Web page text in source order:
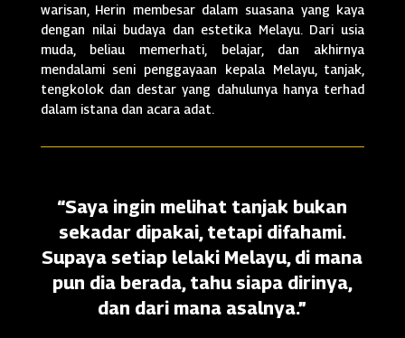
warisan, Herin membesar dalam suasana yang kaya
dengan nilai budaya dan estetika Melayu. Dari usia
muda, beliau memerhati, belajar, dan akhirnya
mendalami seni penggayaan kepala Melayu, tanjak,
tengkolok dan destar yang dahulunya hanya terhad
dalam istana dan acara adat.
“Saya ingin melihat tanjak bukan
sekadar dipakai, tetapi difahami.
Supaya setiap lelaki Melayu, di mana
pun dia berada, tahu siapa dirinya,
dan dari mana asalnya.”